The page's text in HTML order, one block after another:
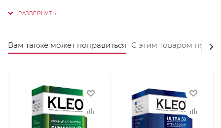
Вам также может понравиться С этим товаром